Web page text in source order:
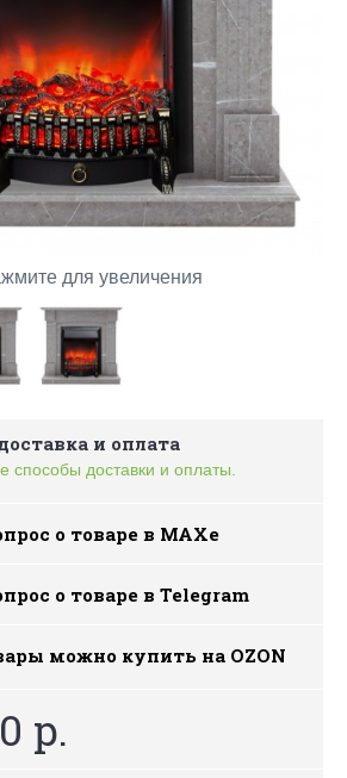
для увеличения
и оплата
способы доставки и оплаты.
о товаре в MAXe
о товаре в Telegram
можно купить на ОZON
р.